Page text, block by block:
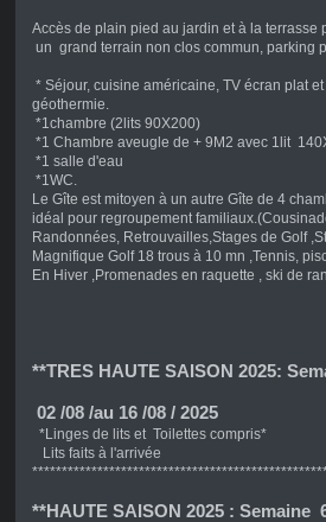
Accès de plain pied au jardin et à la terrasse
un grand terrain non clos commun, parking
* Séjour, cuisine américaine, TV écran plat
géothermie.
*1chambre (2lits 90X200)
*1 Chambre aveugle de + 9M2 avec 1lit
*1 salle d'eau
*1WC.
Le Gîte est mitoyen à un autre Gîte de 4
idéal pour regroupement
Randonnées, Retrouvailles,Stages de Golf
Magnifique Golf 18 trous à 10 mn ,Tennis,
En Hiver ,Promenades en raquette , ski de
**TRES HAUTE SAISON 2025:
02 /08 /au 16 /08 / 2025
*Linges de lits et Toilettes compris*
Lits faits à l'arrivée
**HAUTE SAISON 2025 : Semaine